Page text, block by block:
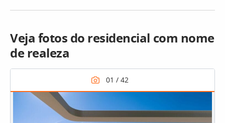
Veja fotos do residencial com nome
de realeza